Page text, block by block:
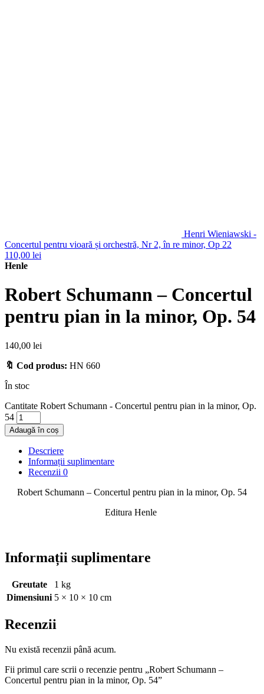
Henri Wieniawski -
Concertul pentru vioară și orchestră, Nr 2, în re minor, Op 22
110,00 lei
Henle
Robert Schumann – Concertul
pentru pian in la minor, Op. 54
140,00 lei
🔖 Cod produs: HN 660
În stoc
Cantitate Robert Schumann - Concertul pentru pian in la minor, Op.
54
Adaugă în coș
Descriere
Informații suplimentare
Recenzii 0
Robert Schumann – Concertul pentru pian in la minor, Op. 54
Editura Henle
Informații suplimentare
Greutate
1 kg
Dimensiuni 5 × 10 × 10 cm
Recenzii
Nu există recenzii până acum.
Fii primul care scrii o recenzie pentru „Robert Schumann –
Concertul pentru pian in la minor, Op. 54”